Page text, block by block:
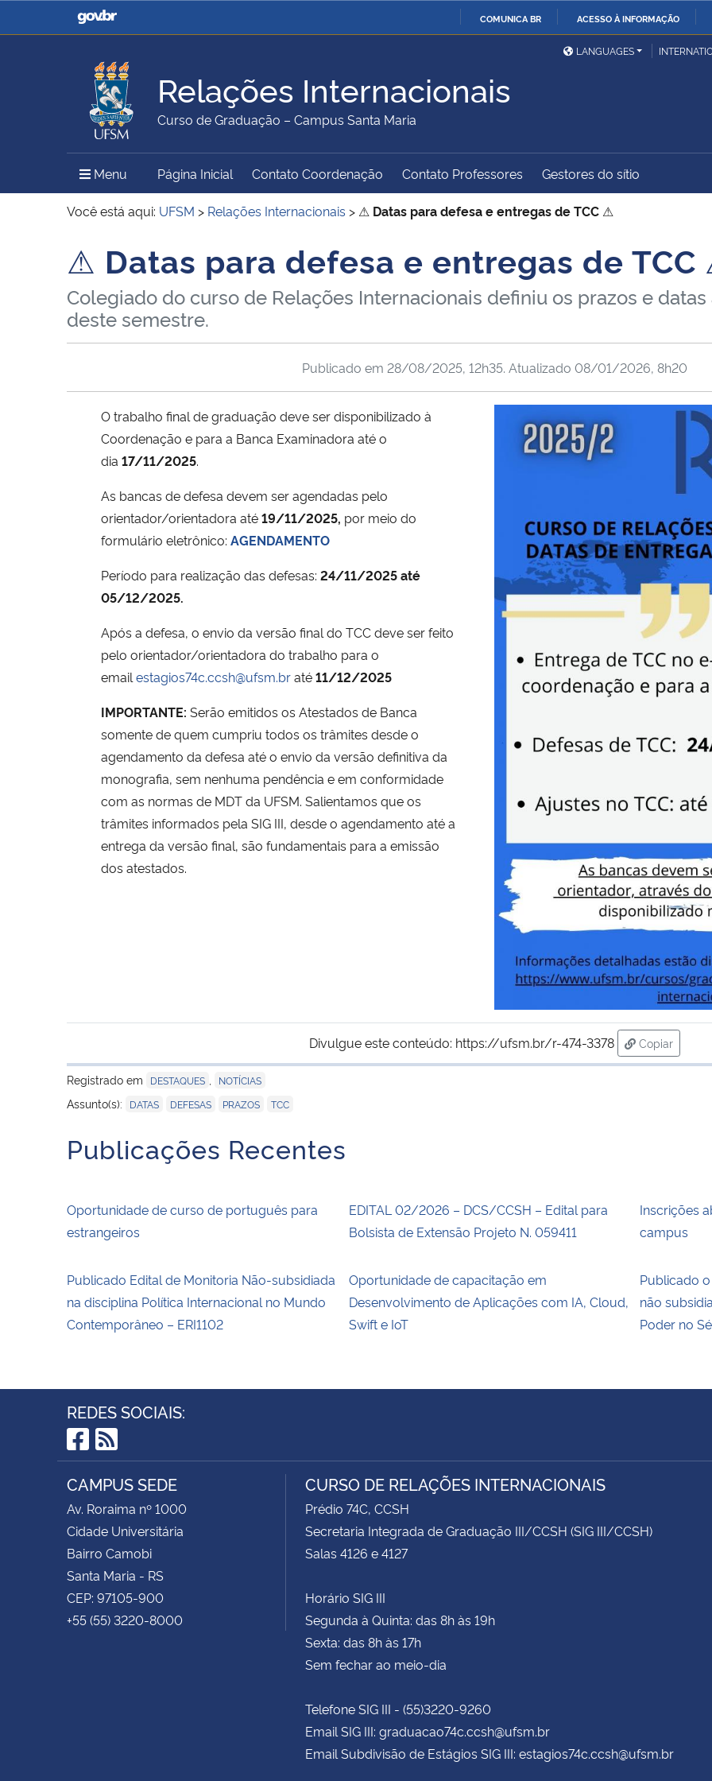
COMUNICA BR ACESSO À INFORMAÇÃO
Casa Civil
Ministério da Justiça e
Ministério da Defesa
Ministério das Relações
Exteriores
Ministério da Agricultura,
Pecuária e Abastecimento
Ministério da Educação Ministério da Cidadania
Ministério do Meio Ambiente Ministério do Turismo
Ministério do
Desenvolvimento Regional
Controladoria-Geral da
União
Secretaria de Governo
Gabinete de Segurança
Institucional
Advocacia-Geral da União Banco Central do Brasil
LANGUAGES
Relações Internacionais
Curso de Graduação – Campus Santa Maria
Menu Menu Principal do Sítio
Página Inicial Contato Coordenação Contato Professores Gestores do sítio
Você está aqui: UFSM > Relações Internacionais > ⚠ Datas para defesa e entregas de TCC ⚠
Início do conteúdo
⚠ Datas para defesa e entregas de TCC
Colegiado do curso de Relações Internacionais definiu os prazos e
deste semestre.
Publicado em 28/08/2025, 12h35. Atualizado 08/01/2026, 8h20
O trabalho final de graduação deve ser disponibilizado à
Coordenação e para a Banca Examinadora até o
dia17/11/2025.
As bancas de defesa devem ser agendadas pelo
orientador/orientadora até19/11/2025, por meio do
formulário eletrônico:AGENDAMENTO
Período para realização das defesas:24/11/2025até
05/12/2025.
Após a defesa, o envio da versão final do TCC deve ser feito
pelo orientador/orientadora do trabalho para o
emailestagios74c.ccsh@ufsm.braté11/12/2025
IMPORTANTE: Serão emitidos os Atestados de Banca
somente de quem cumpriu todos os trâmites desde o
agendamento da defesa até o envio da versão definitiva da
monografia, sem nenhuma pendência e em conformidade
com as normas de MDT da UFSM. Salientamos que os
trâmites informados pela SIG III, desde o agendamento até a
entrega da versão final, são fundamentais para a emissão
dos atestados.
Divulgue este conteúdo: https://ufsm.br/r-474-3378
Copiar
para área
Registrado em
DESTAQUES NOTÍCIAS
Assunto(s): DATAS DEFESAS PRAZOS TCC
Publicações Recentes
Oportunidade de curso de português para
estrangeiros
EDITAL 02/2026 – DCS/CCSH – Edital para
Bolsista de Extensão Projeto N. 059411
Inscrições
campus
Publicado Edital de Monitoria Não-subsidiada
na disciplina Política Internacional no Mundo
Contemporâneo – ERI1102
Oportunidade de capacitação em
Desenvolvimento de Aplicações com IA, Cloud,
Swift e IoT
Publicado
não
Poder no
REDES SOCIAIS:
Facebook
RSS
CAMPUS SEDE
Av. Roraima nº 1000
Cidade Universitária
Bairro Camobi
Santa Maria - RS
CEP: 97105-900
+55 (55) 3220-8000
CURSO DE RELAÇÕES INTERNACIONAIS
Prédio 74C, CCSH
Secretaria Integrada de Graduação III/CCSH (SIG III/CCSH)
Salas 4126 e 4127
Horário SIG III
Segunda à Quinta: das 8h às 19h
Sexta: das 8h às 17h
Sem fechar ao meio-dia
Telefone SIG III - (55)3220-9260
Email SIG III: graduacao74c.ccsh@ufsm.br
Email Subdivisão de Estágios SIG III: estagios74c.ccsh@ufsm.br